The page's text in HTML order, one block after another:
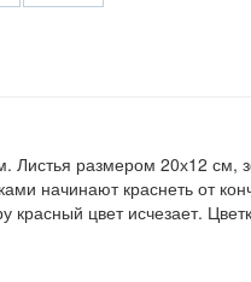
размером 20х12 см,
начинают краснеть от
цвет исчезает.